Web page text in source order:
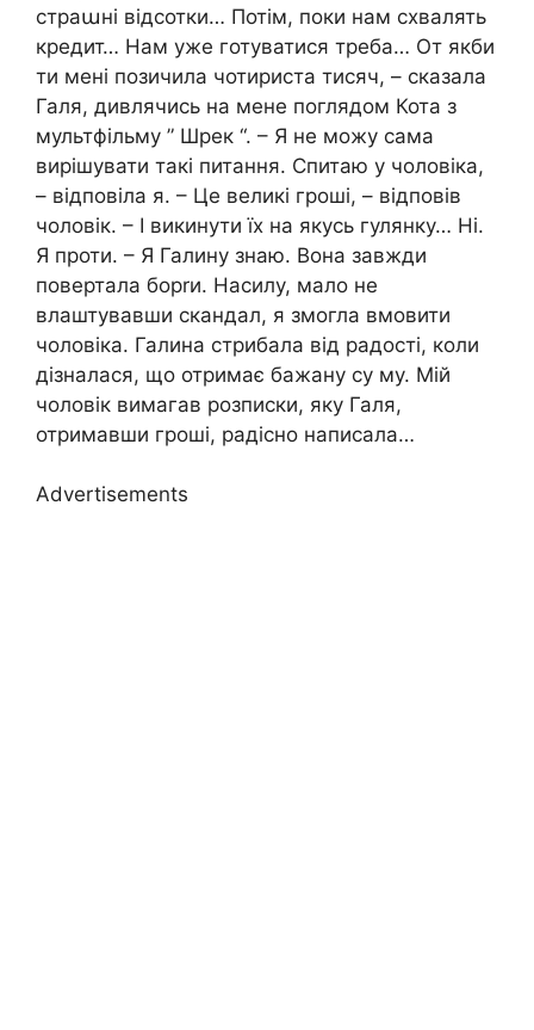
страաні відсотки… Потім, поки нам схвалять
кредит… Нам уже готуватися треба… От якби
ти мені позичила чотириста тисяч, – сказала
Галя, дивлячись на мене поглядом Кота з
мультфільму ” Шрек “. – Я не можу сама
вирішувати такі питання. Спитаю у чоловіка,
– відповіла я. – Це великі гроші, – відповів
чоловік. – І викинути їх на якусь гулянку… Ні.
Я проти. – Я Галину знаю. Вона завжди
повертала борrи. Насилу, мало не
влаштувавши скандал, я змогла вмовити
чоловіка. Галина стрибала від радості, коли
дізналася, що отримає бажану су му. Мій
чоловік вимагав розписки, яку Галя,
отримавши гроші, радісно написала…
Advertisements